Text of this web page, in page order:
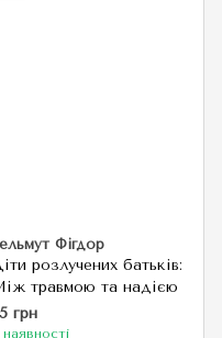
Фігдор
розлучених батьків:
травмою та надією
грн
наявності